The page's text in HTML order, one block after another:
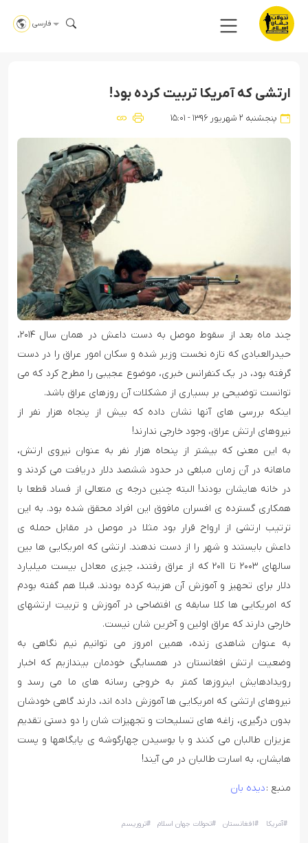
فارسی
ارتشی که آمریکا تربیت کرده بود!
پنجشنبه ۲ شهریور ۱۳۹۶ - ۱۵:۰۱
چند ماه بعد از سقوط موصل به دست داعش در همان سال ۲۰۱۴،
حیدرالعبادی که تازه نخست وزیر شده و سکان امور عراق را در دست
گرفته بود، در یک کنفرانس خبری، موضوع عجیبی را مطرح کرد که می
توانست توضیحی بر بسیاری از مشکلات آن روزهای عراق باشد.
اینکه بررسی های آنها نشان داده که بیش از پنجاه هزار نفر از
نیروهای ارتش عراق، وجود خارجی ندارند!
به این معنی که بیشتر از پنحاه هزار نفر به عنوان نیروی ارتش،
ماهانه در آن زمان مبلغی در حدود ششصد دلار دریافت می کردند و
در خانه هایشان بودند! البته چنین درجه ی متعالی از فساد قطعا با
همکاری گسترده ی افسران مافوق این افراد محقق شده بود. به این
ترتیب ارتشی از ارواح قرار بود مثلا در موصل در مقابل حمله ی
داعش بایستند و شهر را از دست ندهند. ارتشی که امریکایی ها بین
سالهای ۲۰۰۳ تا ۲۰۱۱ که از عراق رفتند، چیزی معادل بیست میلیارد
دلار برای تحهیز و آموزش آن هزینه کرده بودند. قبلا هم گفته بودم
که امریکایی ها کلا سابقه ی افتضاحی در آموزش و تربیت ارتشهای
خارجی دارند که عراق اولین و آخرین شان نیست.
به عنوان شاهدی زنده، همین امروز می توانیم نیم نگاهی به
وضعیت ارتش افغانستان در همسایگی خودمان بیندازیم که اخبار
رویدادهایش اینروزها کمتر به خروجی رسانه های ما می رسد و
نیروهای ارتشی که امریکایی ها آموزش داده اند، دارند گاهی خودشان
بدون درگیری، زاغه های تسلیحات و تجهیزات شان را دو دستی تقدیم
عزیزان طالبان می کنند و با بوسیدن چهارگوشه ی پایگاهها و پست
هایشان، به اسارت طالبان در می آیند!
منبع :دیده بان
#آمریکا #افغانستان #تحولات جهان اسلام #تروریسم